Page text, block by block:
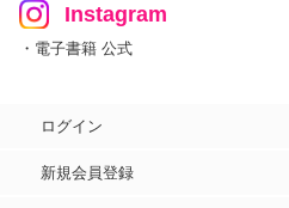
Instagram
・電子書籍 公式
ログイン
新規会員登録